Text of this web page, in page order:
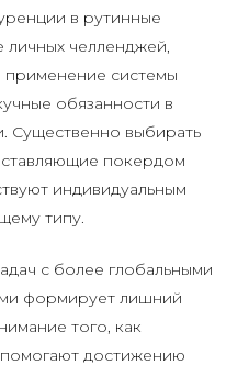
в рутинные
челленджей,
применение системы
обязанности в
Существенно выбирать
покердом
индивидуальным
типу.
с более глобальными
формирует лишний
того, как
достижению